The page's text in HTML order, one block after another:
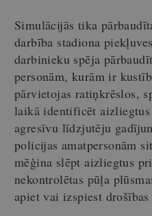
Simulācijās tika
darbība stadiona
darbinieku spēja
personām, kurām ir
pārvietojas ratiņkrēslos,
laikā identificēt
agresīvu līdzjutēju
policijas amatpersonām
mēģina slēpt aizliegtus
nekontrolētas pūļa
apiet vai izspiest